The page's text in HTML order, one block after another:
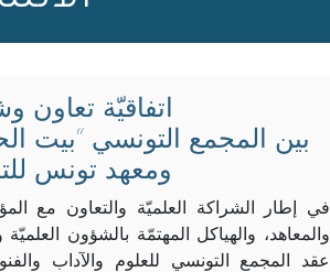
اتفاقيّة تعاون
بين المجمع التونسي “بيت
ومعهد تونس
في إطار الشراكة العلميّة والتعاون مع
والمعاهد، والهياكل المهتمّة بالشؤون العلميّة
عقد المجمع التونسي للعلوم والآداب